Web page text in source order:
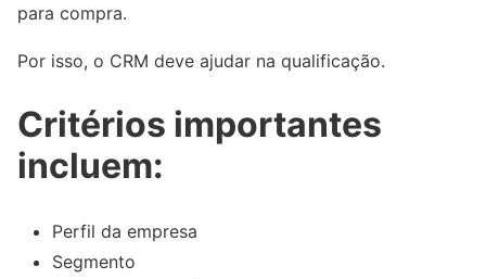
para compra.
Por isso, o CRM deve ajudar na qualificação.
Critérios importantes
incluem:
Perfil da empresa
Segmento